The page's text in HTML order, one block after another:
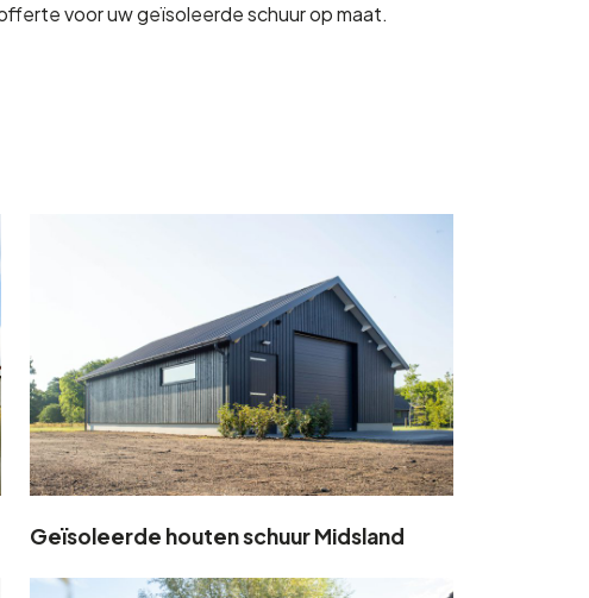
voor uw geïsoleerde schuur op maat.
Geïsoleerde houten schuur Midsland